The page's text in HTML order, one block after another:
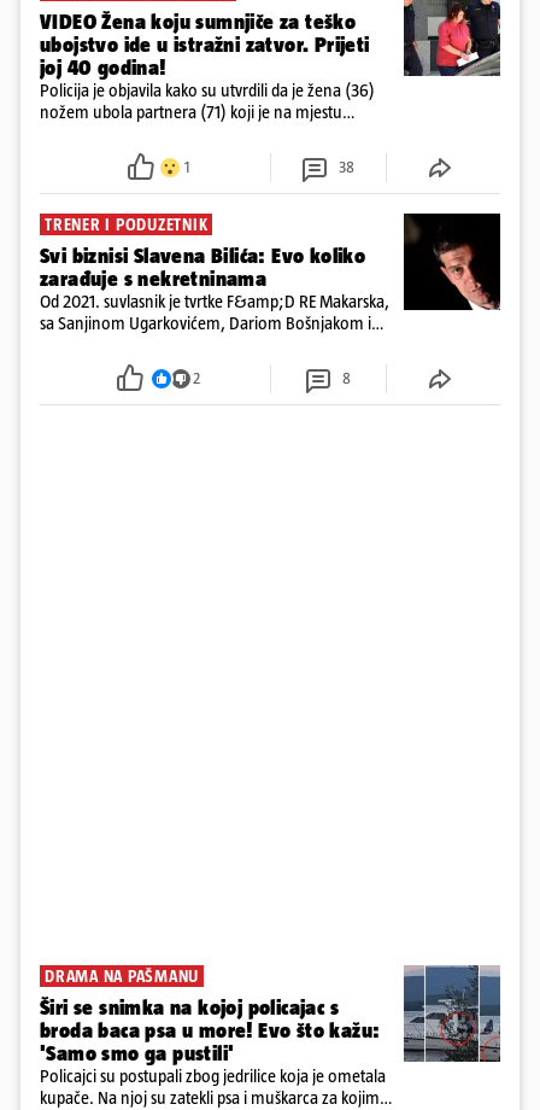
VIDEO Žena koju sumnjiče za teško
ubojstvo ide u istražni zatvor. Prijeti
joj 40 godina!
Policija je objavila kako su utvrdili da je žena (36)
nožem ubola partnera (71) koji je na mjestu
ispitali i poslali u istražni zatvor
1 38
TRENER I PODUZETNIK
Svi biznisi Slavena Bilića: Evo koliko
zarađuje s nekretninama
Od 2021. suvlasnik je tvrtke F&amp;D RE Makarska,
sa Sanjinom Ugarkovićem, Dariom Bošnjakom i
poslovanje nekretninama, a od osnutka nema
2 8
DRAMA NA PAŠMANU
Širi se snimka na kojoj policajac s
broda baca psa u more! Evo što kažu:
'Samo smo ga pustili'
Policajci su postupali zbog jedrilice koja je ometala
kupače. Na njoj su zatekli psa i muškarca za kojim